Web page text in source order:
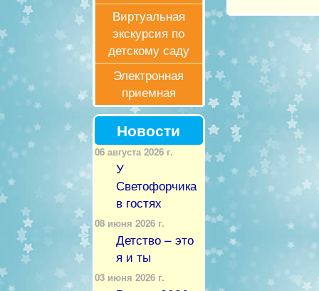
Виртуальная
экскурсия по
детскому саду
Электронная
приемная
Новости
06 августа 2026 г.
У
Светофорчика
в гостях
08 июня 2026 г.
Детство – это
я и ты
03 июня 2026 г.